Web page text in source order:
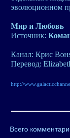
эволюционном
Мир и Любовь
Источник:
Канал: Крис
Перевод:
http://
Всего